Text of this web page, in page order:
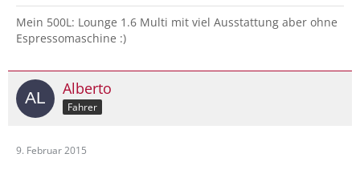
Mein 500L: Lounge 1.6 Multi mit viel Ausstattung aber ohne
Espressomaschine :)
Alberto
Fahrer
9. Februar 2015